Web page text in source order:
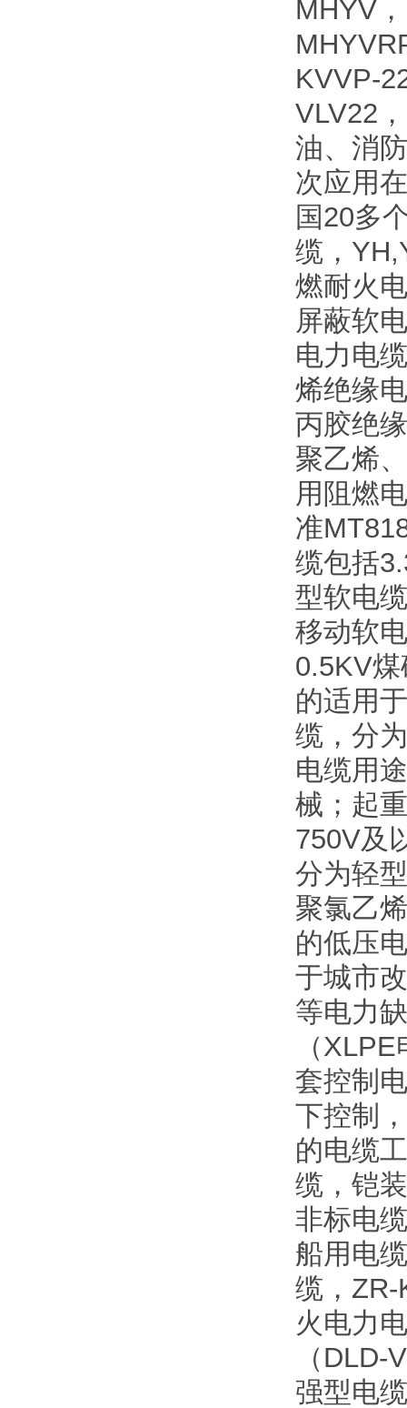
MHYV
KVVP-
VLV22
油、消
次应用
国20多
缆，
燃耐火
屏蔽软
电力电
烯绝缘
丙胶绝
聚乙烯
用阻燃
准
缆包括
型软电
移动软
0.5KV
的适用
缆，分
电缆用
械；起
750V及
分为轻
聚氯乙
的低压
于城市
等电力
（
套控制
下控制
的电缆
缆，铠
非标电
船用电
缆，ZR-
火电力
（
强型电